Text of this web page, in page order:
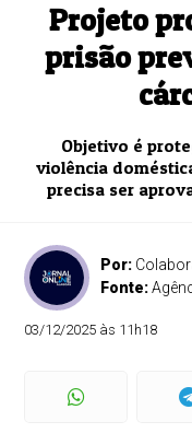
Projeto
prisão
Objetivo é
violência
precisa ser
Por:
Fonte:
03/12/2025 às 11h18